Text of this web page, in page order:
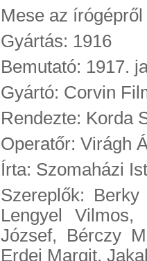
Mese az írógépről
Gyártás: 1916
Bemutató: 1917.
Gyártó: Corvin
Rendezte: Korda
Operatőr: Virágh
Írta: Szomaházi
Szereplők:
Lengyel
József, Bérczy
Erdei Margit,